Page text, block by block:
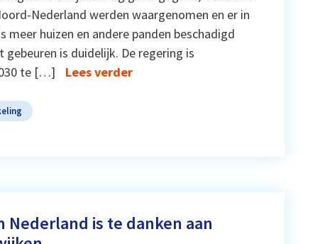
Nederland werden waargenomen en er in
meer huizen en andere panden beschadigd
is duidelijk. De regering is
te […]
Lees verder
Nederland is te danken aan